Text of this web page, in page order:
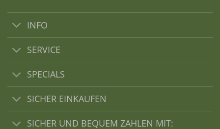
INFO
SERVICE
SPECIALS
SICHER EINKAUFEN
SICHER UND BEQUEM ZAHLEN MIT: